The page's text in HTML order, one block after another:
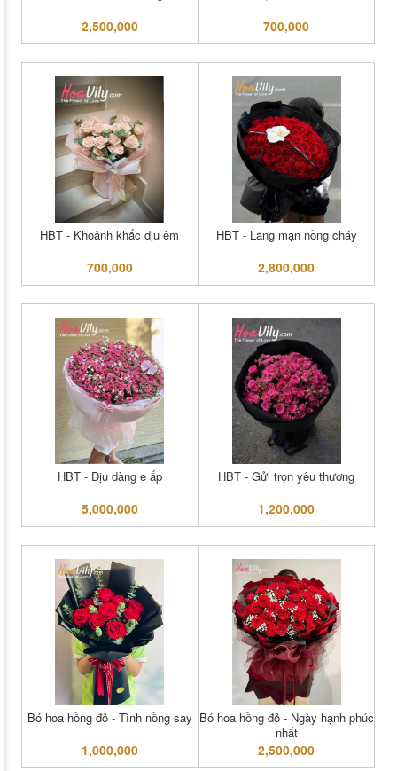
2,500,000 700,000
HBT - Khoảnh khắc dịu êm
700,000
HBT - Lãng mạn nồng cháy
2,800,000
HBT - Dịu dàng e ấp
5,000,000
HBT - Gửi trọn yêu thương
1,200,000
Bó hoa hồng đỏ - Tình nồng say
1,000,000
Bó hoa hồng đỏ - Ngày hạnh phúc
nhất
2,500,000